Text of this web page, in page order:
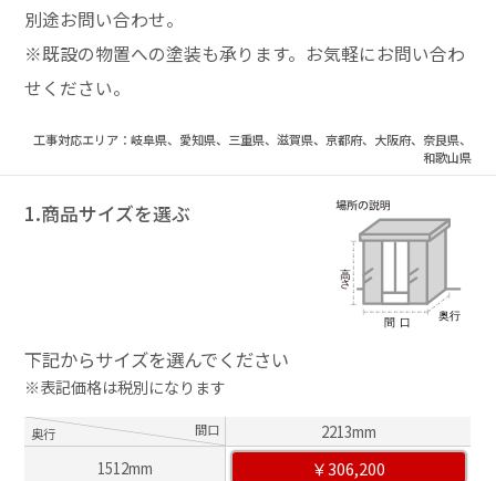
別途お問い合わせ。
※既設の物置への塗装も承ります。お気軽にお問い合わ
せください。
工事対応エリア：岐阜県、愛知県、三重県、滋賀県、京都府、大阪府、奈良県、
和歌山県
1.商品サイズを選ぶ
下記からサイズを選んでください
※表記価格は税別になります
奥行 間口
2213mm
1512mm
￥306,200